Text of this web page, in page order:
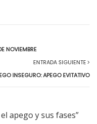
NOVIEMBRE
ENTRADA SIGUIENTE
INSEGURO: APEGO EVITATIVO
apego y sus fases”